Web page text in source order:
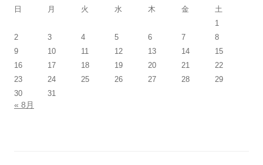
日
月 火 水 木 金
土
1
2
3 4 5 6 7
8
9
10 11 12 13 14
15
16
17 18 19 20 21
22
23
24 25 26 27 28
29
30
31
« 8月